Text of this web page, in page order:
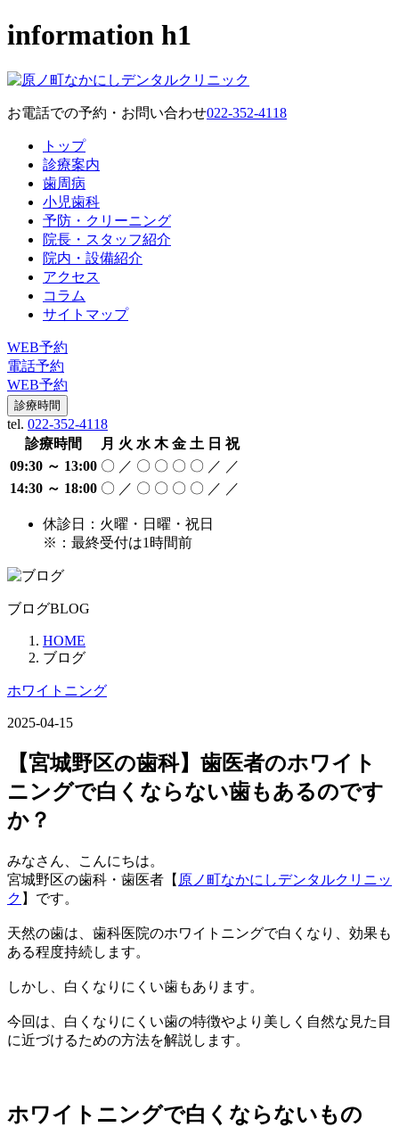
information h1
お電話での予約・お問い合わせ022-352-4118
トップ
診療案内
歯周病
小児歯科
予防・クリーニング
院長・スタッフ紹介
院内・設備紹介
アクセス
コラム
サイトマップ
WEB予約
電話予約
WEB予約
診療時間
tel. 022-352-4118
診療時間
月 火 水 木 金 土 日 祝
09:30 ～ 13:00 〇 ／ 〇 〇 〇 〇 ／ ／
14:30 ～ 18:00 〇 ／ 〇 〇 〇 〇 ／ ／
休診日：火曜・日曜・祝日
※：最終受付は1時間前
ブログBLOG
HOME
ブログ
ホワイトニング
2025-04-15
【宮城野区の歯科】歯医者のホワイト
ニングで白くならない歯もあるのです
か？
みなさん、こんにちは。
宮城野区の歯科・歯医者【 原ノ町なかにしデンタルクリニッ
ク 】です。
天然の歯は、歯科医院のホワイトニングで白くなり、効果も
ある程度持続します。
しかし、白くなりにくい歯もあります。
今回は、白くなりにくい歯の特徴やより美しく自然な見た目
に近づけるための方法を解説します。
ホワイトニングで白くならないもの